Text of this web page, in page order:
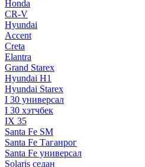
Honda
CR-V
Hyundai
Accent
Creta
Elantra
Grand Starex
Hyundai H1
Hyundai Starex
I 30 универсал
I 30 хэтчбек
IX 35
Santa Fe SM
Santa Fe Таганрог
Santa Fe универсал
Solaris седан